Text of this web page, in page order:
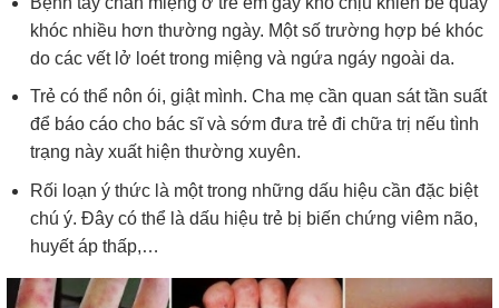
khóc nhiều hơn thường ngày. Một số trường hợp bé khóc
do các vết lở loét trong miệng và ngứa ngáy ngoài da.
Trẻ có thể nôn ói, giật mình. Cha mẹ cần quan sát tần suất
để báo cáo cho bác sĩ và sớm đưa trẻ đi chữa trị nếu tình
trạng này xuất hiện thường xuyên.
Rối loạn ý thức là một trong những dấu hiệu cần đặc biệt
chú ý. Đây có thể là dấu hiệu trẻ bị biến chứng viêm não,
huyết áp thấp,…